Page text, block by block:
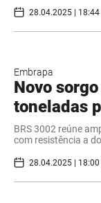
28.04.2025 | 18:44
Embrapa
Novo
toneladas
BRS 3002 reúne
com resistência a
28.04.2025 | 18:00